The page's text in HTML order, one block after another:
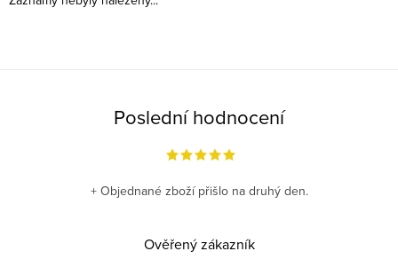
Poslední hodnocení
+ Objednané zboží přišlo na druhý den.
Ověřený zákazník